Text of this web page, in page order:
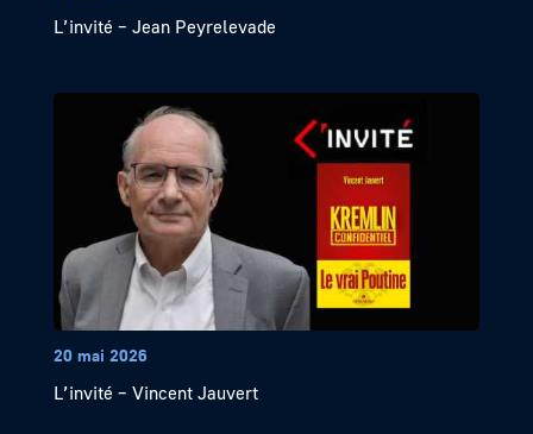
L’invité – Jean Peyrelevade
20 mai 2026
L’invité – Vincent Jauvert